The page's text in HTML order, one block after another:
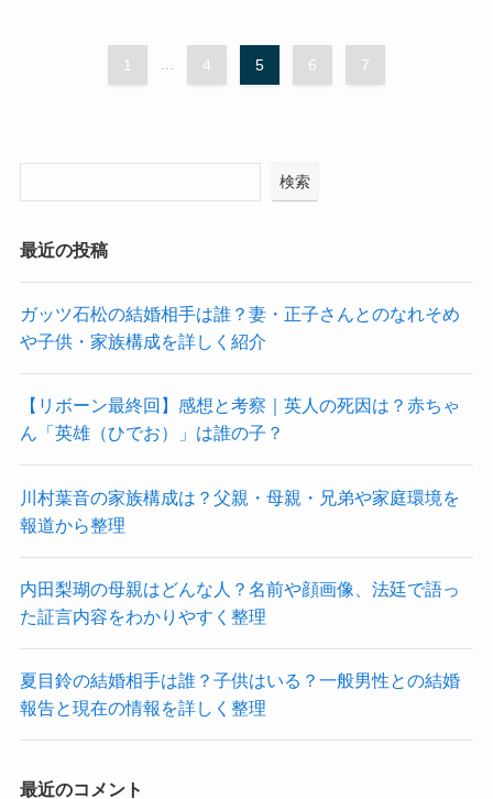
1 ... 4 5 6 7
検索
最近の投稿
ガッツ石松の結婚相手は誰？妻・正子さんとのなれそめ
や子供・家族構成を詳しく紹介
【リボーン最終回】感想と考察｜英人の死因は？赤ちゃ
ん「英雄（ひでお）」は誰の子？
川村葉音の家族構成は？父親・母親・兄弟や家庭環境を
報道から整理
内田梨瑚の母親はどんな人？名前や顔画像、法廷で語っ
た証言内容をわかりやすく整理
夏目鈴の結婚相手は誰？子供はいる？一般男性との結婚
報告と現在の情報を詳しく整理
最近のコメント